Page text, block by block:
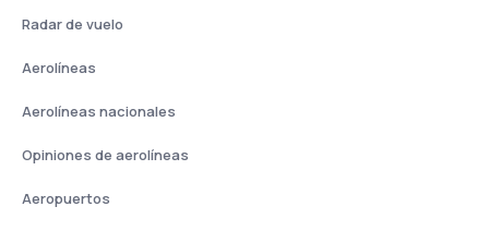
Radar de vuelo
Aerolíneas
Aerolíneas nacionales
Opiniones de aerolíneas
Aeropuertos